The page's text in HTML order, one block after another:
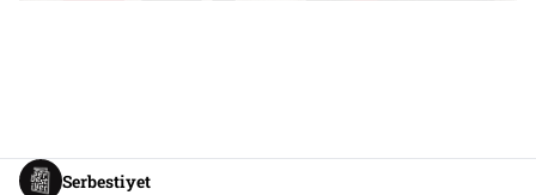
Serbestiyet